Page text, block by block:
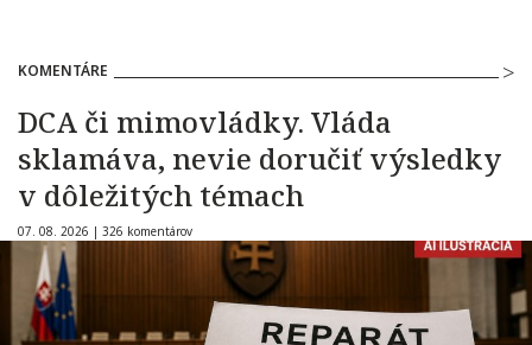
KOMENTÁRE
DCA či mimovládky. Vláda
sklamáva, nevie doručiť výsledky
v dôležitých témach
07. 08. 2026 | 326 komentárov